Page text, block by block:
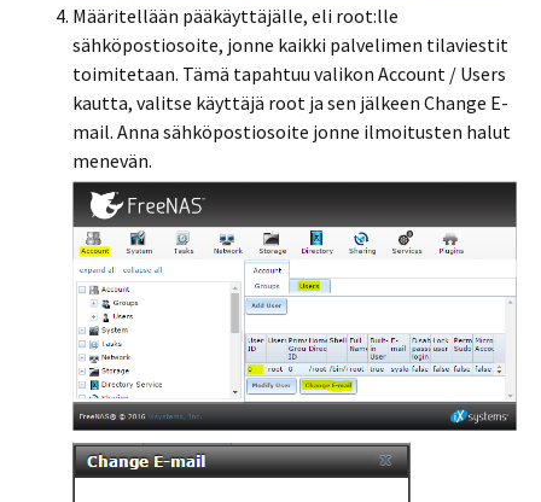
Määritellään pääkäyttäjälle, eli root:lle
sähköpostiosoite, jonne kaikki palvelimen tilaviestit
toimitetaan. Tämä tapahtuu valikon Account / Users
kautta, valitse käyttäjä root ja sen jälkeen Change E-
mail. Anna sähköpostiosoite jonne ilmoitusten halut
menevän.